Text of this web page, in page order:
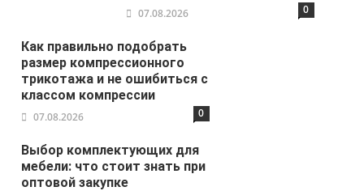
07.08.2026 0
Как правильно подобрать
размер компрессионного
трикотажа и не ошибиться с
классом компрессии
07.08.2026 0
Выбор комплектующих для
мебели: что стоит знать при
оптовой закупке